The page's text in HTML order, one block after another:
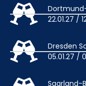
22.01.27 /
Dresden
05.01.27 /
Saarland-